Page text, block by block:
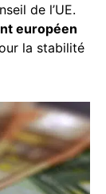
de l’UE.
européen
la stabilité